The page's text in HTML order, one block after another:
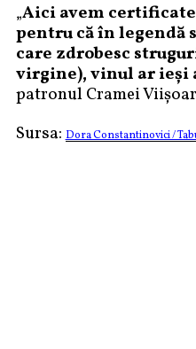
„Aici avem
pentru că în legendă
care zdrobesc
virgine), vinul ar ieși
patronul Cramei
Sursa:Dora Constantinovici /